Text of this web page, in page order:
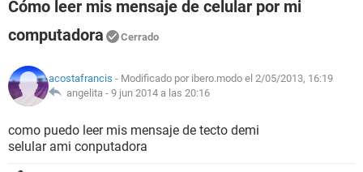
Cómo leer mis mensaje de celular por mi
computadora
Cerrado
acostafrancis - Modificado por ibero.modo el 2/05/2013, 16:19
angelita - 9 jun 2014 a las 20:16
como puedo leer mis mensaje de tecto demi
selular ami conputadora